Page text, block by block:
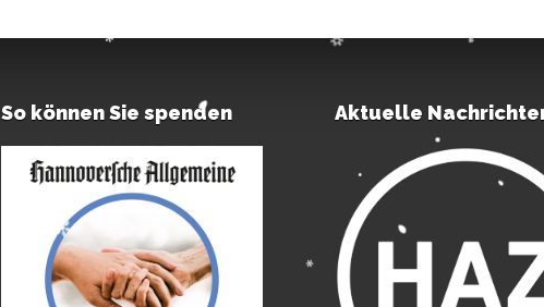
So können Sie spenden Aktuelle